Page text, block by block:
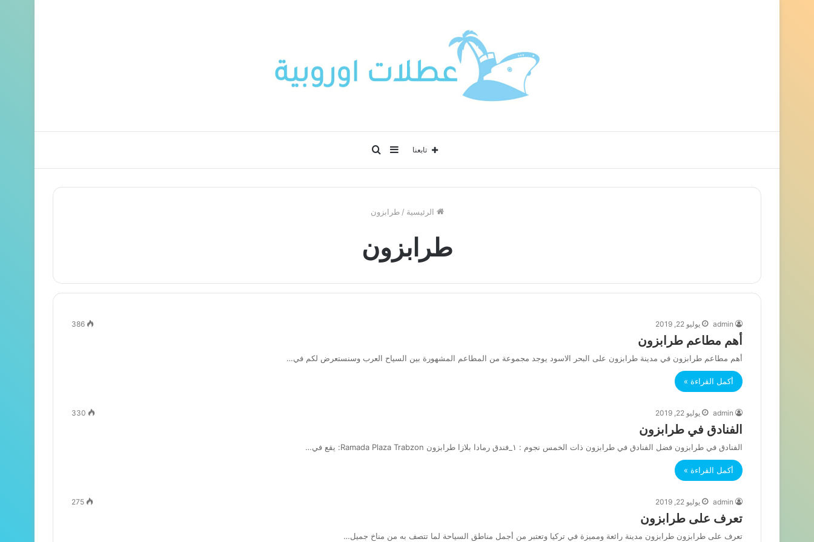
بحث
عن
إضافة
عمود
تابعنا
الرئيسية / طرابزون
طرابزون
admin يوليو 22, 2019 386
أهم مطاعم طرابزون
أهم مطاعم طرابزون في مدينة طرابزون على البحر الاسود يوجد مجموعة من المطاعم المشهورة بين السياح العرب وسنستعرض لكم في…
أكمل القراءة »
admin يوليو 22, 2019 330
الفنادق في طرابزون
الفنادق في طرابزون فضل الفنادق في طرابزون ذات الخمس نجوم : ١_فندق رمادا بلازا طرابزون Ramada Plaza Trabzon: يقع في…
أكمل القراءة »
admin يوليو 22, 2019 275
تعرف على طرابزون
تعرف على طرابزون طرابزون مدينة رائعة ومميزة في تركيا وتعتبر من أجمل مناطق السياحة لما تتصف به من مناخ جميل…